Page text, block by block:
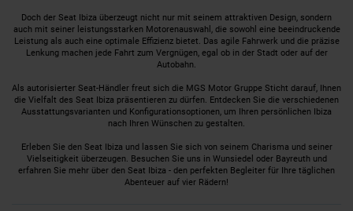
Doch der Seat Ibiza überzeugt nicht nur mit seinem attraktiven Design, sondern
auch mit seiner leistungsstarken Motorenauswahl, die sowohl eine beeindruckende
Leistung als auch eine optimale Effizienz bietet. Das agile Fahrwerk und die präzise
Lenkung machen jede Fahrt zum Vergnügen, egal ob in der Stadt oder auf der
Autobahn.
Als autorisierter Seat-Händler freut sich die MGS Motor Gruppe Sticht darauf, Ihnen
die Vielfalt des Seat Ibiza präsentieren zu dürfen. Entdecken Sie die verschiedenen
Ausstattungsvarianten und Konfigurationsoptionen, um Ihren persönlichen Ibiza
nach Ihren Wünschen zu gestalten.
Erleben Sie den Seat Ibiza und lassen Sie sich von seinem Charisma und seiner
Vielseitigkeit überzeugen. Besuchen Sie uns in Wunsiedel oder Bayreuth und
erfahren Sie mehr über den Seat Ibiza - den perfekten Begleiter für Ihre täglichen
Abenteuer auf vier Rädern!